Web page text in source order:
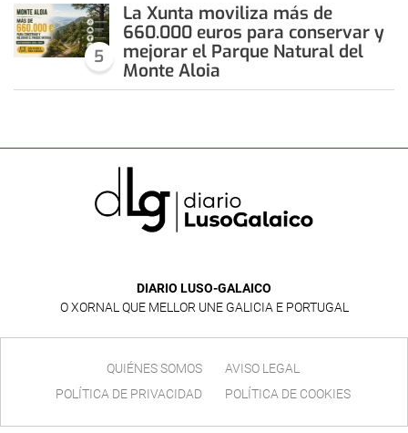
5
La Xunta moviliza más de
660.000 euros para conservar y
mejorar el Parque Natural del
Monte Aloia
DIARIO LUSO-GALAICO
O XORNAL QUE MELLOR UNE GALICIA E PORTUGAL
QUIÉNES SOMOS
AVISO LEGAL
POLÍTICA DE PRIVACIDAD
POLÍTICA DE COOKIES